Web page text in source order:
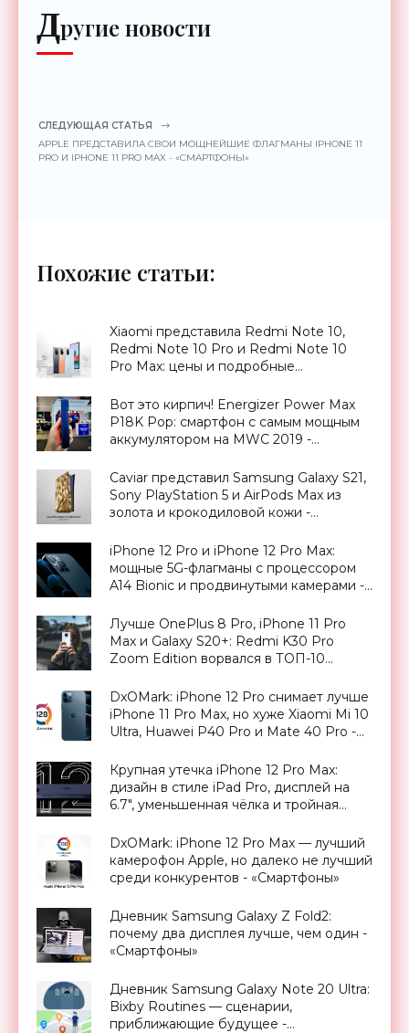
Другие новости
СЛЕДУЮЩАЯ СТАТЬЯ
APPLE ПРЕДСТАВИЛА СВОИ МОЩНЕЙШИЕ ФЛАГМАНЫ IPHONE 11
PRO И IPHONE 11 PRO MAX - «СМАРТФОНЫ»
Похожие статьи:
Xiaomi представила Redmi Note 10,
Redmi Note 10 Pro и Redmi Note 10
Pro Max: цены и подробные
«Смартфоны»
Вот это кирпич! Energizer Power Max
P18K Pop: смартфон с самым мощным
аккумулятором на MWC 2019 -
Caviar представил Samsung Galaxy S21,
Sony PlayStation 5 и AirPods Max из
золота и крокодиловой кожи -
iPhone 12 Pro и iPhone 12 Pro Max:
мощные 5G-флагманы с процессором
A14 Bionic и продвинутыми камерами -
Лучше OnePlus 8 Pro, iPhone 11 Pro
Max и Galaxy S20+: Redmi K30 Pro
Zoom Edition ворвался в ТОП-10
DxOMark: iPhone 12 Pro снимает лучше
iPhone 11 Pro Max, но хуже Xiaomi Mi 10
Ultra, Huawei P40 Pro и Mate 40 Pro -
Крупная утечка iPhone 12 Pro Max:
дизайн в стиле iPad Pro, дисплей на
6.7″, уменьшенная чёлка и тройная
«Смартфоны»
DxOMark: iPhone 12 Pro Max — лучший
камерофон Apple, но далеко не лучший
среди конкурентов - «Смартфоны»
Дневник Samsung Galaxy Z Fold2:
почему два дисплея лучше, чем один -
«Смартфоны»
Дневник Samsung Galaxy Note 20 Ultra:
Bixby Routines — сценарии,
приближающие будущее -